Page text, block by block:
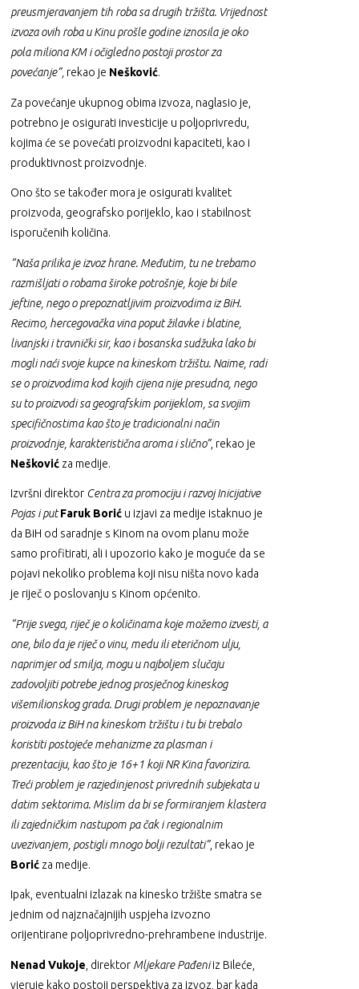
preusmjeravanjem tih roba sa drugih tržišta. Vrijednost
izvoza ovih roba u Kinu prošle godine iznosila je oko
pola miliona KM i očigledno postoji prostor za
povećanje”, rekao je Nešković.
Za povećanje ukupnog obima izvoza, naglasio je,
potrebno je osigurati investicije u poljoprivredu,
kojima će se povećati proizvodni kapaciteti, kao i
produktivnost proizvodnje.
Ono što se također mora je osigurati kvalitet
proizvoda, geografsko porijeklo, kao i stabilnost
isporučenih količina.
“Naša prilika je izvoz hrane. Međutim, tu ne trebamo
razmišljati o robama široke potrošnje, koje bi bile
jeftine, nego o prepoznatljivim proizvodima iz BiH.
Recimo, hercegovačka vina poput žilavke i blatine,
livanjski i travnički sir, kao i bosanska sudžuka lako bi
mogli naći svoje kupce na kineskom tržištu. Naime, radi
se o proizvodima kod kojih cijena nije presudna, nego
su to proizvodi sa geografskim porijeklom, sa svojim
specifičnostima kao što je tradicionalni način
proizvodnje, karakteristična aroma i slično”, rekao je
Nešković za medije.
Izvršni direktor Centra za promociju i razvoj Inicijative
Pojas i put Faruk Borić u izjavi za medije istaknuo je
da BiH od saradnje s Kinom na ovom planu može
samo profitirati, ali i upozorio kako je moguće da se
pojavi nekoliko problema koji nisu ništa novo kada
je riječ o poslovanju s Kinom općenito.
“Prije svega, riječ je o količinama koje možemo izvesti, a
one, bilo da je riječ o vinu, medu ili eteričnom ulju,
naprimjer od smilja, mogu u najboljem slučaju
zadovoljiti potrebe jednog prosječnog kineskog
višemilionskog grada. Drugi problem je nepoznavanje
proizvoda iz BiH na kineskom tržištu i tu bi trebalo
koristiti postojeće mehanizme za plasman i
prezentaciju, kao što je 16+1 koji NR Kina favorizira.
Treći problem je razjedinjenost privrednih subjekata u
datim sektorima. Mislim da bi se formiranjem klastera
ili zajedničkim nastupom pa čak i regionalnim
uvezivanjem, postigli mnogo bolji rezultati”, rekao je
Borić za medije.
Ipak, eventualni izlazak na kinesko tržište smatra se
jednim od najznačajnijih uspjeha izvozno
orijentirane poljoprivredno-prehrambene industrije.
Nenad Vukoje , direktor Mljekare Pađeniiz Bileće,
vjeruje kako postoji perspektiva za izvoz, bar kada